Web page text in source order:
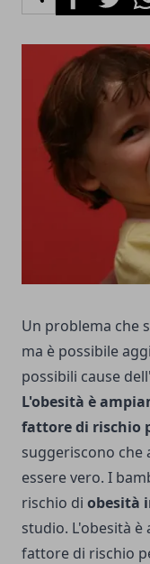
Un problema che
ma è possibile
possibili cause
L'obesità è
fattore di rischio
suggeriscono
essere vero. I
rischio di obesità
studio. L'obesità
fattore di rischio